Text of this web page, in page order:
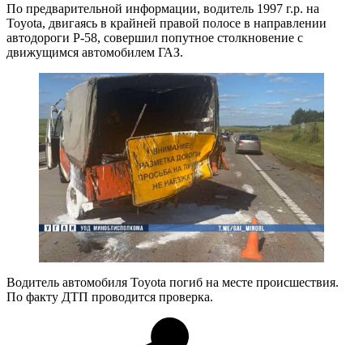
По предварительной информации, водитель 1997 г.р. на
Toyota, двигаясь в крайней правой полосе в направлении
автодороги Р-58, совершил попутное столкновение с
движущимся автомобилем ГАЗ.
Водитель автомобиля Toyota погиб на месте происшествия.
По факту ДТП проводится проверка.